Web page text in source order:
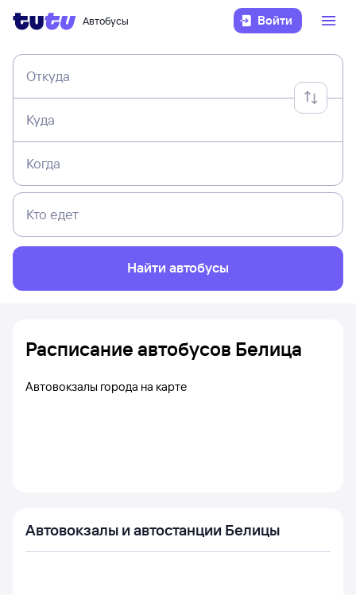
Автобусы Войти
Откуда
Куда
Когда
Кто едет
Найти автобусы
Расписание автобусов Белица
Автовокзалы города на карте
Автовокзалы и автостанции Белицы